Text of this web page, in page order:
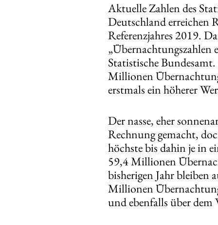
Aktuelle Zahlen des
Deutschland erreichen
Referenzjahres 2019.
„Übernachtungszahlen
Statistische
Millionen
erstmals ein höherer
Der nasse, eher
Rechnung gemacht,
höchste bis dahin je in
59,4 Millionen
bisherigen Jahr bleiben
Millionen
und ebenfalls über